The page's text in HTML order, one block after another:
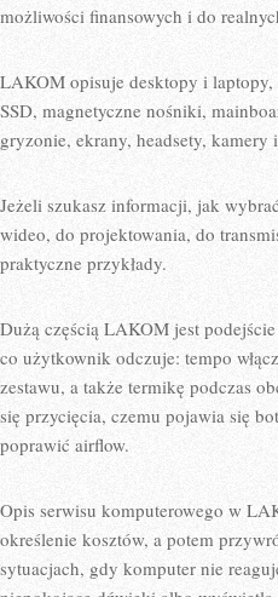
możliwości finansowych i do
LAKOM opisuje desktopy i laptopy,
SSD, magnetyczne nośniki,
gryzonie, ekrany, headsety,
Jeżeli szukasz informacji, jak
wideo, do projektowania, do
praktyczne przykłady.
Dużą częścią LAKOM jest
co użytkownik odczuje: tempo
zestawu, a także termikę podczas
się przycięcia, czemu pojawia się
poprawić airflow.
Opis serwisu komputerowego w
określenie kosztów, a potem
sytuacjach, gdy komputer nie